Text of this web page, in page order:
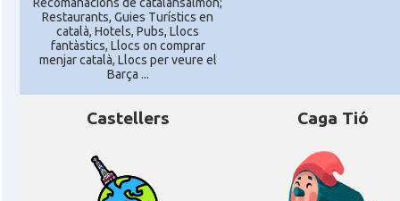
Restaurants, Guies Turístics en
català, Hotels, Pubs, Llocs
fantàstics, Llocs on comprar
menjar català, Llocs per veure el
Barça ...
Castellers Caga Tió